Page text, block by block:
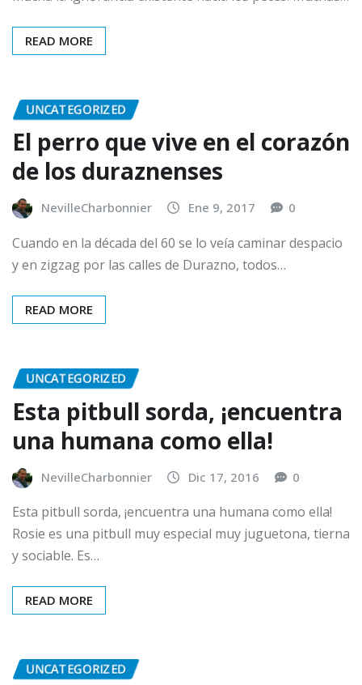
READ MORE
UNCATEGORIZED
El perro que vive en el corazón
de los duraznenses
NevilleCharbonnier Ene 9, 2017 0
Cuando en la década del 60 se lo veía caminar despacio
y en zigzag por las calles de Durazno, todos…
READ MORE
UNCATEGORIZED
Esta pitbull sorda, ¡encuentra
una humana como ella!
NevilleCharbonnier Dic 17, 2016 0
Esta pitbull sorda, ¡encuentra una humana como ella!
Rosie es una pitbull muy especial muy juguetona, tierna
y sociable. Es…
READ MORE
UNCATEGORIZED